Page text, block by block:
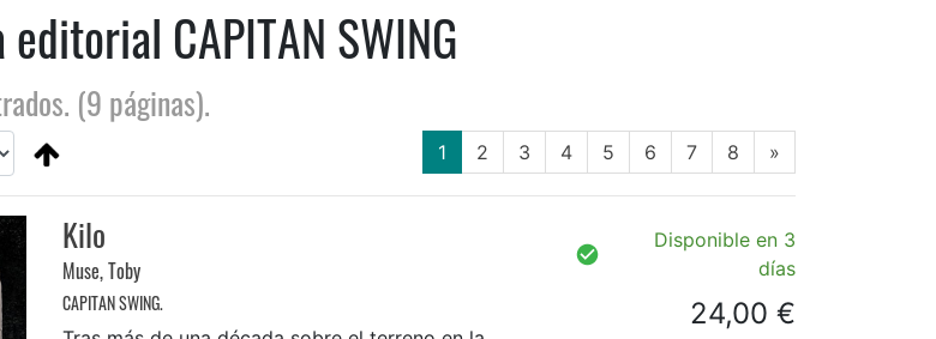
CAPITAN SWING
(9 páginas).
1(current)
2 3 4 5 6 7 8 »
Kilo
Muse, Toby
CAPITAN SWING.
Disponible en 3
días
24,00 €